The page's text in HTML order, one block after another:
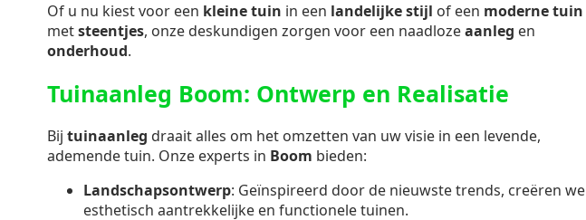
Of u nu kiest voor een kleine tuin in een landelijke stijl of een moderne tuin
metsteentjes, onze deskundigen zorgen voor een naadlozeaanleg en
onderhoud.
Tuinaanleg Boom: Ontwerp en Realisatie
Bij tuinaanleg draait alles om het omzetten van uw visie in een levende,
ademende tuin. Onze experts in Boom bieden:
Landschapsontwerp: Geïnspireerd door de nieuwste trends, creëren we
esthetisch aantrekkelijke en functionele tuinen.